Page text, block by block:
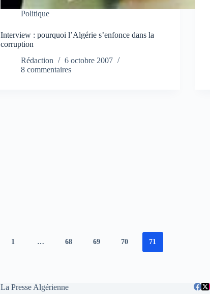
Politique
Interview : pourquoi l’Algérie s’enfonce dans la
corruption
Rédaction
6 octobre 2007
8 commentaires
1 … 68 69 70 71
La Presse Algérienne